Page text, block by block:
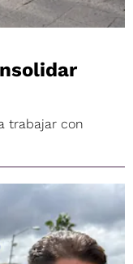
trabajar con